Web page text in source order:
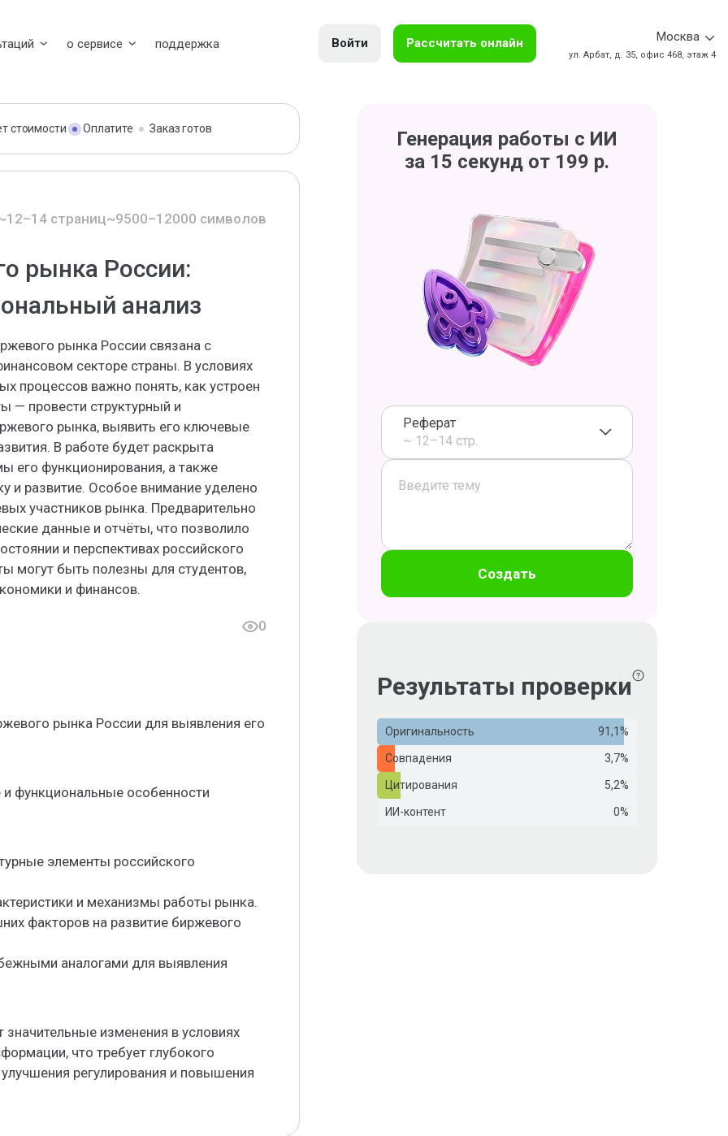
о сервисе поддержка Войти Рассчитать онлайн Москва
ул. Арбат, д. 35, офис 468, этаж 4
стоимости Оплатите Заказ готов
страниц~9500–12000 символов
рынка России:
анализ
рынка России связана с
секторе страны. В условиях
процессов важно понять, как устроен
— провести структурный и
рынка, выявить его ключевые
В работе будет раскрыта
его функционирования, а также
и развитие. Особое внимание уделено
участников рынка. Предварительно
данные и отчёты, что позволило
и перспективах российского
могут быть полезны для студентов,
и финансов.
0
рынка России для выявления его
функциональные особенности
элементы российского
и механизмы работы рынка.
факторов на развитие биржевого
аналогами для выявления
изменения в условиях
что требует глубокого
регулирования и повышения
Генерация работы с ИИ
за 15 секунд от 199 р.
Реферат
~ 12–14 стр.
Создать
Результаты проверки
Оригинальность 91,1%
Совпадения 3,7%
Цитирования 5,2%
ИИ-контент 0%